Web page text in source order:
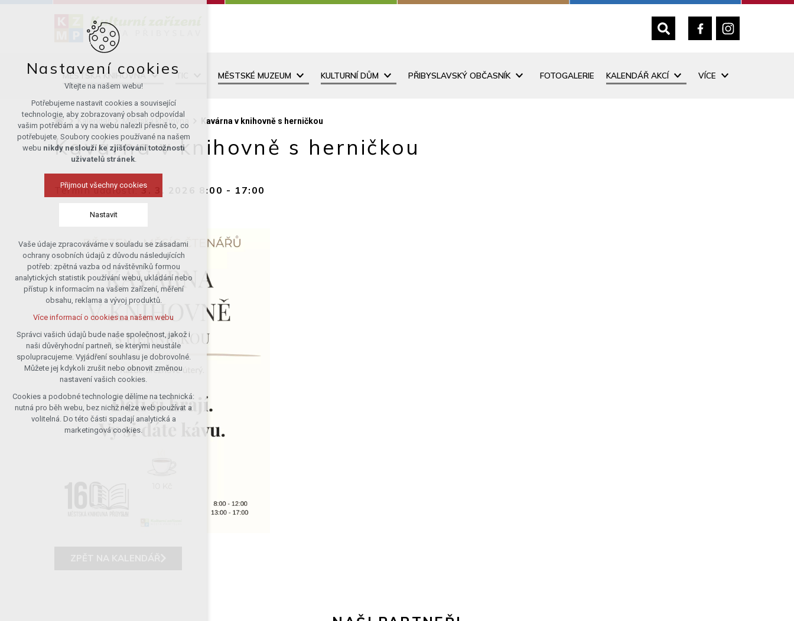
MĚSTSKÁ KNIHOVNA TIC MĚSTSKÉ MUZEUM KULTURNÍ DŮM PŘIBYSLAVSKÝ OBČASNÍK FOTOGALERIE KALENDÁŘ AKCÍ VÍCE
Kalendář Městská knihovna Kavárna v knihovně s herničkou
Kavárna v knihovně s herničkou
Termín události: 3. 3. 2026 8:00 - 17:00
Nastavení cookies
Vítejte na našem webu!
Potřebujeme nastavit cookies a související
technologie, aby zobrazovaný obsah odpovídal
vašim potřebám a vy na webu nalezli přesně to, co
potřebujete. Soubory cookies používané na našem
webu nikdy neslouží ke zjišťování totožnosti
uživatelů stránek.
Přijmout všechny cookies
Nastavit
Technická cookies
nutná pro provozování webu
udržení kontextu stránek (session):
případná přihlášení, volby jazyka, apod.
Volitelná cookies
analytická pro anonymizované
vyhodnocení návštěvnosti
marketingová cookies (Google)
Více informací o cookies na našem webu
Přijmout všechny cookies
Odmítnout vše
Vaše údaje zpracováváme v souladu se zásadami
ochrany osobních údajů z důvodu následujících
potřeb: zpětná vazba od návštěvníků formou
analytických statistik používání webu, ukládání nebo
přístup k informacím na vašem zařízení, měření
obsahu, reklama a vývoj produktů.
Více informací o cookies na našem webu
Správci vašich údajů bude naše společnost, jakož i
naši důvěryhodní partneři, se kterými neustále
spolupracujeme. Vyjádření souhlasu je dobrovolné.
Můžete jej kdykoli zrušit nebo obnovit změnou
nastavení vašich cookies.
Cookies a podobné technologie dělíme na technická:
nutná pro běh webu, bez nichž nelze web používat a
volitelná. Do této části spadají analytická a
marketingová cookies.